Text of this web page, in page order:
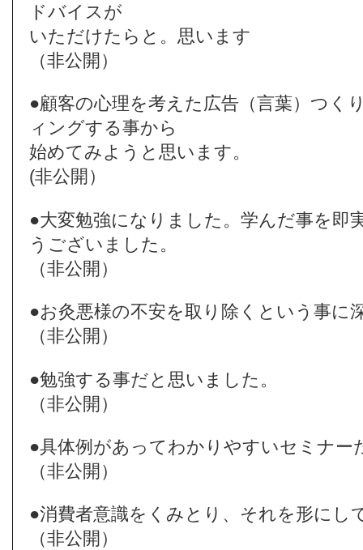
ドバイスが
いただけたらと。思います
（非公開）
●顧客の心理を考えた広告（言葉）つく
ィングする事から
始めてみようと思います。
(非公開）
●大変勉強になりました。学んだ事を即
うございました。
（非公開）
●お灸悪様の不安を取り除くという事に
（非公開）
●勉強する事だと思いました。
（非公開）
●具体例があってわかりやすいセミナー
（非公開）
●消費者意識をくみとり、それを形にし
（非公開）